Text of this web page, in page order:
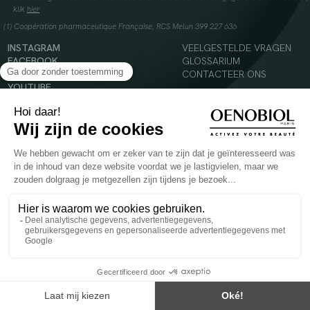
klik hier
(1) Coopération pharmaceutique Française, RCS Melun 399 227 636
INSTAGRAM
FACEBOOK
TIKTOK
YOUTUBE
VEELGESTELDE VRAGEN
GLOSSARIUM
CONTACTEER ONS
Voedingssupplement dat moet worden geconsumeerd als onderdeel van een gevarieerde,
evenwichtige voeding en een gezonde levensstijl. Aanbevolen dagelijkse dosis niet
overschrijden. Enkel voor volwassenen, buiten het bereik van kinderen houden.